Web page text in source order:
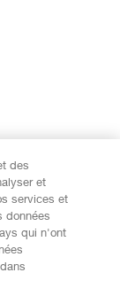
des
et
services et
données
qui n'ont